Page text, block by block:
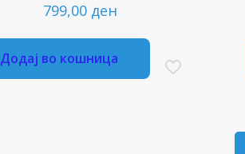
799,00 ден
Додај во кошница